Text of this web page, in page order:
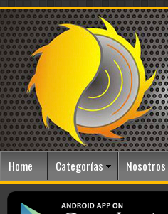
Home Categorías Nosotros